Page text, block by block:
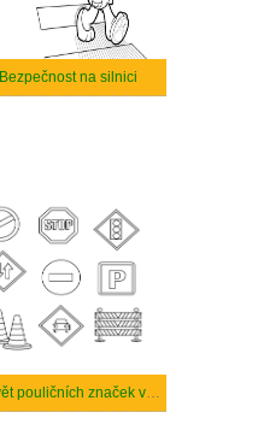
Bezpečnost na silnici
Devět pouličních značek v silniční a pouliční bezpečnosti